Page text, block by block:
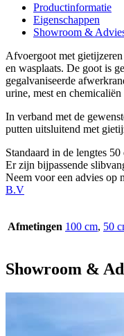
Productinformatie
Eigenschappen
Showroom &
Afvoergoot met
en wasplaats. De goot is
gegalvaniseerde
urine, mest en
In verband met de
putten uitsluitend met
Standaard in de lengtes
Er zijn bijpassende
Neem voor een advies op
B.V
Afmetingen 100 cm, 50
Showroom &